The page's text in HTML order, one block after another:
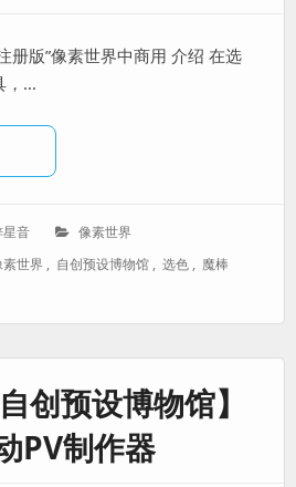
册版”像素世界中商用 介绍 在选
，…
素世界自创预设博物馆】BFS Color
星音
分
像素世界
素世界 , 自创预设博物馆 , 选色 , 魔棒
创预设博物馆】
PV制作器